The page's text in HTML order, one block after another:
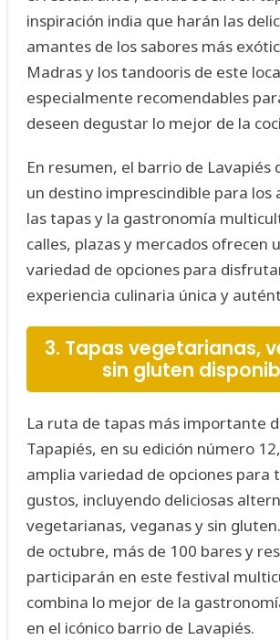
inspiración india que harán las
amantes de los sabores más
Madras y los tandooris de este
especialmente recomendables
deseen degustar lo mejor de la
En resumen, el barrio de Lavapiés
un destino imprescindible para los
las tapas y la gastronomía
calles, plazas y mercados ofrecen
variedad de opciones para
experiencia culinaria única y
3. Tapas vegetarianas,
sin gluten
La ruta de tapas más importante
Tapapiés, en su edición número
amplia variedad de opciones para
gustos, incluyendo deliciosas
vegetarianas, veganas y sin
de octubre, más de 100 bares y
participarán en este festival
combina lo mejor de la
en el icónico barrio de Lavapiés.